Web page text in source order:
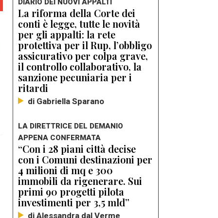
La riforma della Corte dei
conti è legge, tutte le novità
per gli appalti: la rete
protettiva per il Rup, l’obbligo
assicurativo per colpa grave,
il controllo collaborativo, la
sanzione pecuniaria per i
ritardi
di Gabriella Sparano
LA DIRETTRICE DEL DEMANIO
APPENA CONFERMATA
“Con i 28 piani città decise
con i Comuni destinazioni per
4 milioni di mq e 300
immobili da rigenerare. Sui
primi 90 progetti pilota
investimenti per 3,5 mld”